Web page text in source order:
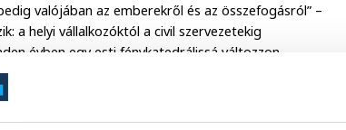
valójában az emberekről és az összefogásról” –
a helyi vállalkozóktól a civil szervezetekig
évben egy esti fénykatedrálissá változzon.
körülbelül 80 percig járja végig a várost. A
biztos: itt nem pár autóban világít két girland – ez